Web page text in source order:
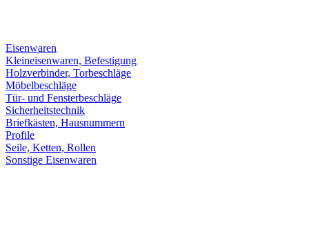
Eisenwaren
Kleineisenwaren, Befestigung
Holzverbinder, Torbeschläge
Möbelbeschläge
Tür- und Fensterbeschläge
Sicherheitstechnik
Briefkästen, Hausnummern
Profile
Seile, Ketten, Rollen
Sonstige Eisenwaren